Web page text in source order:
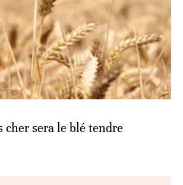
cher sera le blé tendre